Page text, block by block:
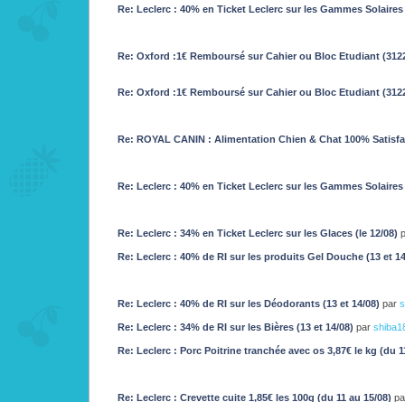
Re: Leclerc : 40% en Ticket Leclerc sur les Gammes Solaires
Re: Oxford :1€ Remboursé sur Cahier ou Bloc Etudiant
Re: Oxford :1€ Remboursé sur Cahier ou Bloc Etudiant
Re: ROYAL CANIN : Alimentation Chien & Chat 100%
Re: Leclerc : 40% en Ticket Leclerc sur les Gammes Solaires
Re: Leclerc : 34% en Ticket Leclerc sur les Glaces (le 12/08)
Re: Leclerc : 40% de RI sur les produits Gel Douche (13 et
Re: Leclerc : 40% de RI sur les Déodorants (13 et 14/08) par
Re: Leclerc : 34% de RI sur les Bières (13 et 14/08) par
Re: Leclerc : Porc Poitrine tranchée avec os 3,87€ le kg (du
Re: Leclerc : Crevette cuite 1,85€ les 100g (du 11 au 15/08)